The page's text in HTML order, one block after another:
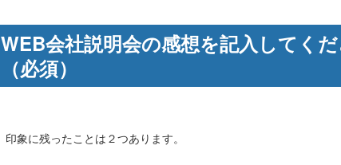
WEB会社説明会の感想を記入してくだ
（必須）
印象に残ったことは２つあります。